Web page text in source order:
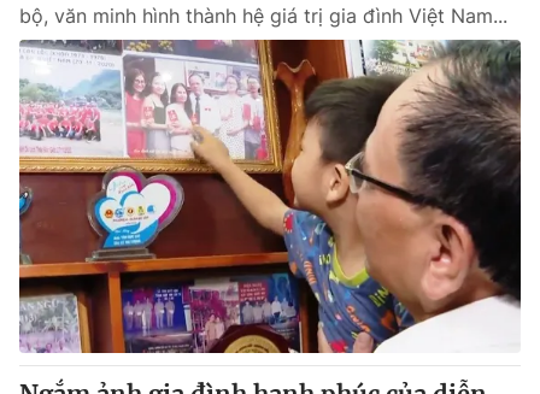
bộ, văn minh hình thành hệ giá trị gia đình Việt Nam...